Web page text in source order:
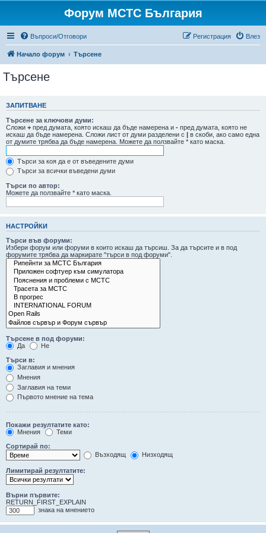
Форум МСТС България
Въпроси/Отговори Влез
Регистрация
Начало форум Търсене
Търсене
ЗАПИТВАНЕ
Търсене за ключови думи:
Сложи + пред думата, която искаш да бъде намерена и - пред думата, която не
искаш да бъде намерена. Сложи лист от думи разделени с | в скоби, ако само една
от думите трябва да бъде намерена. Можете да ползвайте * като маска.
Търси за коя да е от въведените думи
Търси за всички въведени думи
Търси по автор:
Можете да ползвайте * като маска.
НАСТРОЙКИ
Търси във форуми:
Избери форум или форуми в които искаш да търсиш. За да търсите и в под
форумите трябва да маркирате "търси в под форуми".
Търсене в под форуми:
Да
Не
Търси в:
Заглавия и мнения
Мнения
Заглавия на теми
Първото мнение на тема
Покажи резултатите като:
Мнения
Теми
Сортирай по:
Възходящ
Низходящ
Лимитирай резултатите:
Върни първите:
RETURN_FIRST_EXPLAIN
знака на мнението